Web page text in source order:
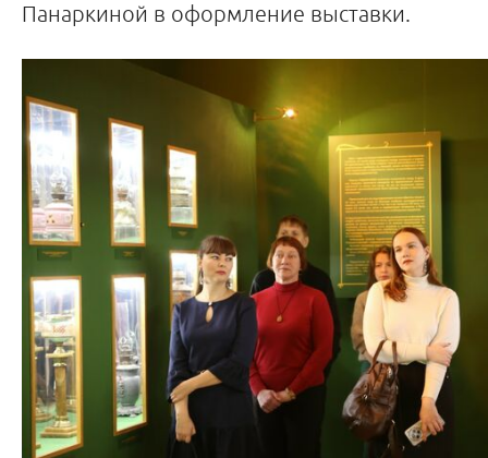
Панаркиной в оформление выставки.